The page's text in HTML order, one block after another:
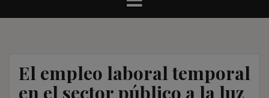
El empleo laboral temporal
en el sector público a la luz